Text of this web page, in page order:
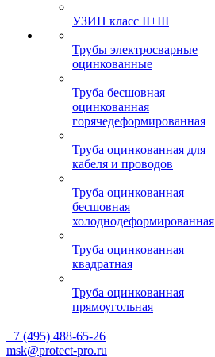
УЗИП класс II+III
Трубы электросварные
оцинкованные
Труба бесшовная
оцинкованная
горячедеформированная
Труба оцинкованная для
кабеля и проводов
Труба оцинкованная
бесшовная
холоднодеформированная
Труба оцинкованная
квадратная
Труба оцинкованная
прямоугольная
+7 (495) 488-65-26
msk@protect-pro.ru